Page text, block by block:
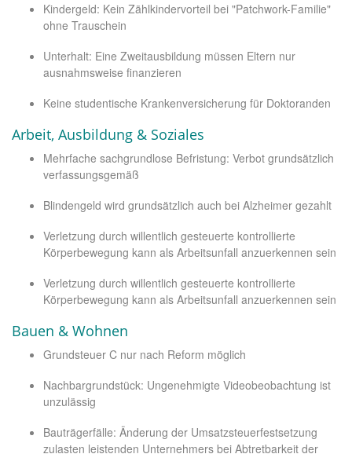
Kindergeld: Kein Zählkindervorteil bei "Patchwork-Familie"
ohne Trauschein
Unterhalt: Eine Zweitausbildung müssen Eltern nur
ausnahmsweise finanzieren
Keine studentische Krankenversicherung für Doktoranden
Arbeit, Ausbildung & Soziales
Mehrfache sachgrundlose Befristung: Verbot grundsätzlich
verfassungsgemäß
Blindengeld wird grundsätzlich auch bei Alzheimer gezahlt
Verletzung durch willentlich gesteuerte kontrollierte
Körperbewegung kann als Arbeitsunfall anzuerkennen sein
Verletzung durch willentlich gesteuerte kontrollierte
Körperbewegung kann als Arbeitsunfall anzuerkennen sein
Bauen & Wohnen
Grundsteuer C nur nach Reform möglich
Nachbargrundstück: Ungenehmigte Videobeobachtung ist
unzulässig
Bauträgerfälle: Änderung der Umsatzsteuerfestsetzung
zulasten leistenden Unternehmers bei Abtretbarkeit der